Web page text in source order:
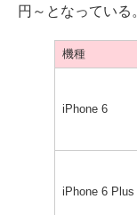
円～となっている
機種
iPhone 6
iPhone 6 Plus